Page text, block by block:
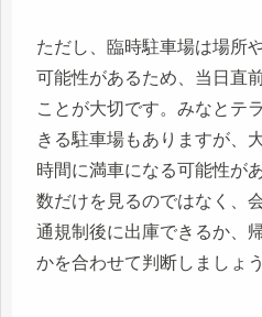
ただし、臨時駐車場は場所
可能性があるため、当日直
ことが大切です。みなとテ
きる駐車場もありますが、
時間に満車になる可能性が
数だけを見るのではなく、
通規制後に出庫できるか、
かを合わせて判断しましょう